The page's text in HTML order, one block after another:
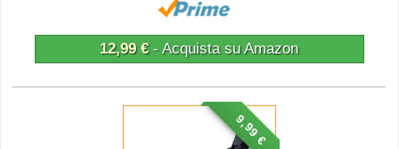
12,99 €- Acquista su Amazon
9,99 €